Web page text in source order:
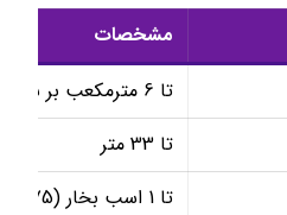
مشخصات
تا 6 مترمکعب بر ساعت
تا 33 متر
تا 1 اسب بخار (0.75 کیلووات)